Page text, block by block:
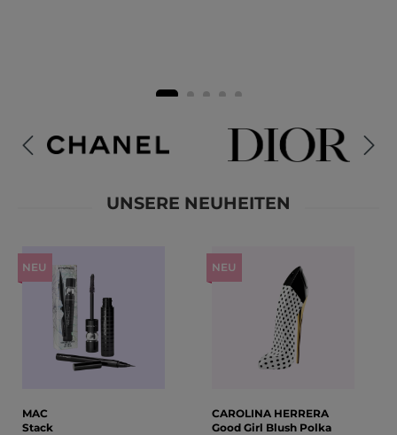
UNSERE NEUHEITEN
Produktgalerie überspringen
NEU
MAC
Stack
NEU
CAROLINA HERRERA
Good Girl Blush Polka